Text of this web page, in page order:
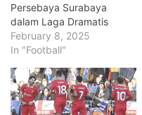
Persebaya Surabaya
dalam Laga Dramatis
February 8, 2025
In "Football"